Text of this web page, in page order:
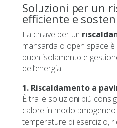
Soluzioni per un
efficiente e
La chiave per un
mansarda o open space
buon isolamento e
dell’energia.
1. Riscaldamento a
È tra le soluzioni più
calore in modo
temperature di esercizio,